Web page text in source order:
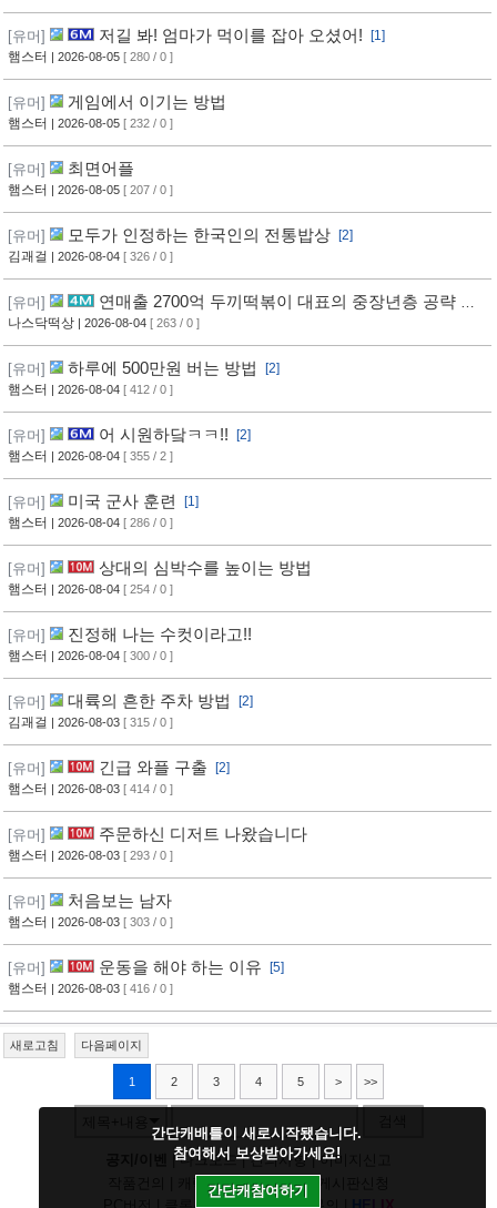
[유머] 저길 봐! 엄마가 먹이를 잡아 오셨어! [1]
햄스터 | 2026-08-05 [ 280 / 0 ]
[유머] 게임에서 이기는 방법
햄스터 | 2026-08-05 [ 232 / 0 ]
[유머] 최면어플
햄스터 | 2026-08-05 [ 207 / 0 ]
[유머] 모두가 인정하는 한국인의 전통밥상 [2]
김괘걸 | 2026-08-04 [ 326 / 0 ]
[유머]
연매출 2700억 두끼떡볶이 대표의 중장년층 공략 방
법
나스닥떡상 | 2026-08-04 [ 263 / 0 ]
[유머] 하루에 500만원 버는 방법
[2]
햄스터 | 2026-08-04 [ 412 / 0 ]
[유머] 어 시원하닼ㅋㅋ!! [2]
햄스터 | 2026-08-04 [ 355 / 2 ]
[유머] 미국 군사 훈련
[1]
햄스터 | 2026-08-04 [ 286 / 0 ]
[유머] 상대의 심박수를 높이는 방법
햄스터 | 2026-08-04 [ 254 / 0 ]
[유머] 진정해 나는 수컷이라고!!
햄스터 | 2026-08-04 [ 300 / 0 ]
[유머] 대륙의 흔한 주차 방법
[2]
김괘걸 | 2026-08-03 [ 315 / 0 ]
[유머] 긴급 와플 구출 [2]
햄스터 | 2026-08-03 [ 414 / 0 ]
[유머] 주문하신 디저트 나왔습니다
햄스터 | 2026-08-03 [ 293 / 0 ]
[유머] 처음보는 남자
햄스터 | 2026-08-03 [ 303 / 0 ]
[유머] 운동을 해야 하는 이유 [5]
햄스터 | 2026-08-03 [ 416 / 0 ]
새로고침 다음페이지
1 2 3 4 5 > >>
|다크모드|건의사항|이미지신고
캐릭건의|기타디비|
간단캐배틀이 새로시작됐습니다.
참여해서 보상받아가세요!
간단캐참여하기